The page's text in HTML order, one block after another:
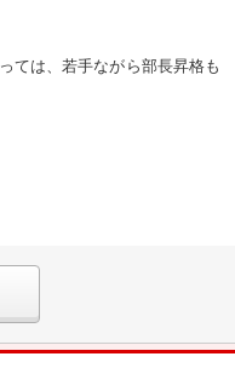
ては、若手ながら部長昇格も